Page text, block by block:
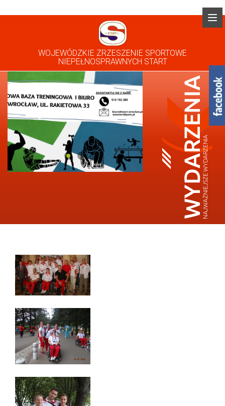
WOJEWÓDZKIE ZRZESZENIE SPORTOWE
NIEPEŁNOSPRAWNYCH START